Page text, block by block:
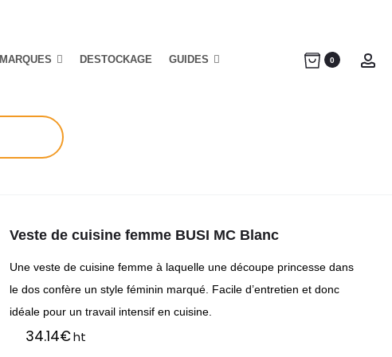
MARQUES DESTOCKAGE GUIDES 0
Veste de cuisine femme BUSI MC Blanc
Une veste de cuisine femme à laquelle une découpe princesse dans
le dos confère un style féminin marqué. Facile d’entretien et donc
idéale pour un travail intensif en cuisine.
34.14€ht